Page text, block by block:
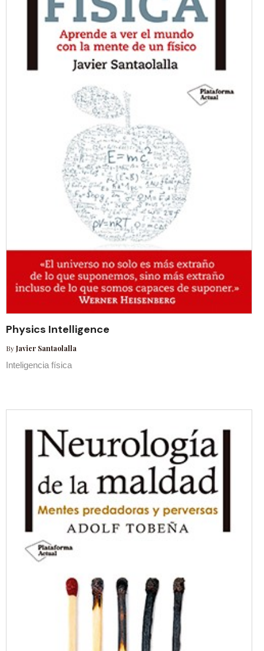
Las cookies de este sitio web se usan para personalizar
el contenido y los anuncios, ofrecer funciones de redes
sociales y analizar el tráfico. Además, compartimos
información sobre el uso que haga del sitio web con
nuestros partners de redes sociales, publicidad y análisis
web, quienes pueden combinarla con otra información
que les haya proporcionado o que hayan recopilado a
partir del uso que haya hecho de sus servicios.
Physics Intelligence
ByJavier Santaolalla
Inteligencia física